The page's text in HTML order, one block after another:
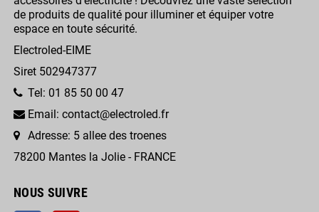
de produits de qualité pour illuminer et équiper votre
espace en toute sécurité.
Electroled-EIME
Siret 502947377
Tel: 01 85 50 00 47
Email: contact@electroled.fr
Adresse: 5 allee des troenes
78200 Mantes la Jolie - FRANCE
NOUS SUIVRE